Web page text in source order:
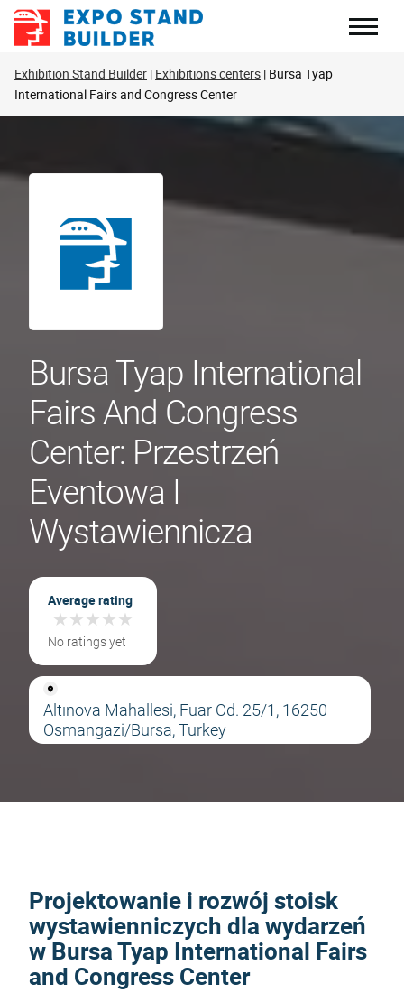
Skip
Exhibition Stand Builder Exhibitions centers Bursa Tyap
International Fairs and Congress Center
Bursa Tyap International
Fairs And Congress
Center: Przestrzeń
Eventowa I
Wystawiennicza
Average rating
★★★★★
★★★★★
No ratings yet
Altınova Mahallesi, Fuar Cd. 25/1, 16250
Osmangazi/Bursa, Turkey
Projektowanie i rozwój stoisk
wystawienniczych dla wydarzeń
w Bursa Tyap International Fairs
and Congress Center